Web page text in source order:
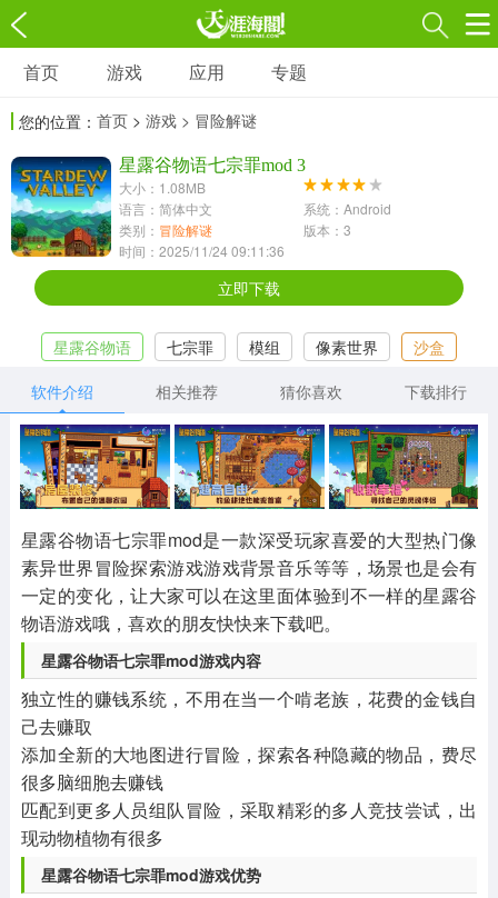
游戏
3697款应用
1597款应用
休闲益智
13387款应用
2196款应用
1072款应用
418款应用
568款应用
音乐舞蹈
269款应用
2716款应用
515款应用
其他
1654款应用
游戏助手
515款应用
MOD游戏
1056款应用
首页 游戏 应用 专题
您的位置： 首页 > 游戏 > 冒险解谜
星露谷物语七宗罪mod 3
大小：1.08MB
语言：简体中文
系统：Android
类别： 冒险解谜
版本：3
时间：2025/11/24 09:11:36
立即下载
星露谷物语 七宗罪 模组 像素世界
沙盒
星露谷物语游戏
软件介绍 相关推荐 猜你喜欢 下载排行
星露谷物语七宗罪mod是一款深受玩家喜爱的大型热门像
素异世界冒险探索游戏游戏背景音乐等等，场景也是会有
一定的变化，让大家可以在这里面体验到不一样的星露谷
物语游戏哦，喜欢的朋友快快来下载吧。
星露谷物语七宗罪mod游戏内容
独立性的赚钱系统，不用在当一个啃老族，花费的金钱自
己去赚取
添加全新的大地图进行冒险，探索各种隐藏的物品，费尽
很多脑细胞去赚钱
匹配到更多人员组队冒险，采取精彩的多人竞技尝试，出
现动物植物有很多
星露谷物语七宗罪mod游戏优势